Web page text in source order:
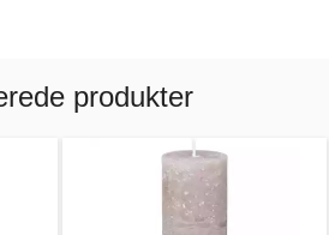
produkter